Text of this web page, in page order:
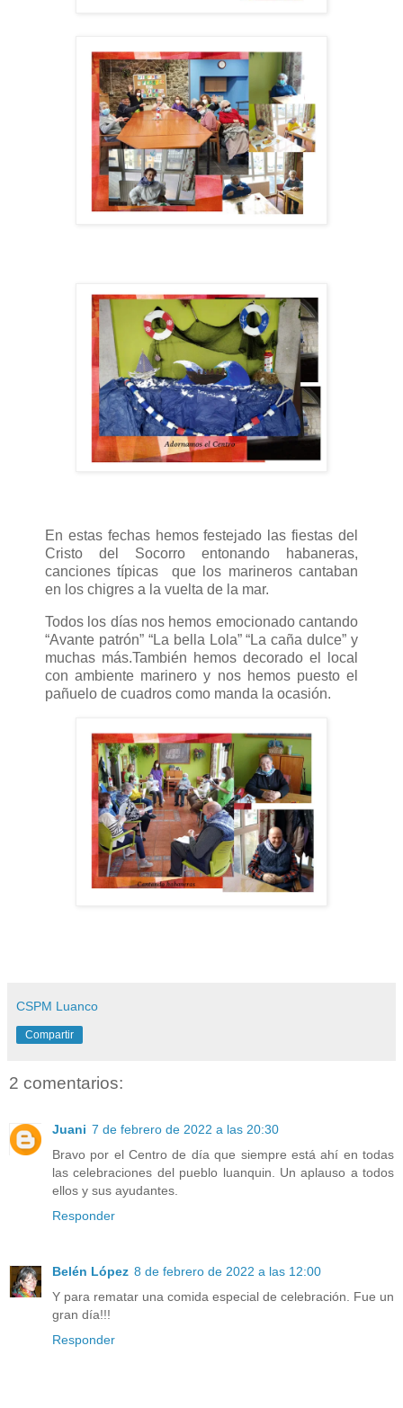
En estas fechas hemos festejado las fiestas del
Cristo del Socorro entonando habaneras,
canciones típicas que los marineros cantaban
en los chigres a la vuelta de la mar.
Todos los días nos hemos emocionado cantando
“Avante patrón” “La bella Lola” “La caña dulce” y
muchas más.También hemos decorado el local
con ambiente marinero y nos hemos puesto el
pañuelo de cuadros como manda la ocasión.
CSPM Luanco
Compartir
2 comentarios:
Juani 7 de febrero de 2022 a las 20:30
Bravo por el Centro de día que siempre está ahí en todas
las celebraciones del pueblo luanquin. Un aplauso a todos
ellos y sus ayudantes.
Responder
Belén López 8 de febrero de 2022 a las 12:00
Y para rematar una comida especial de celebración. Fue un
gran día!!!
Responder